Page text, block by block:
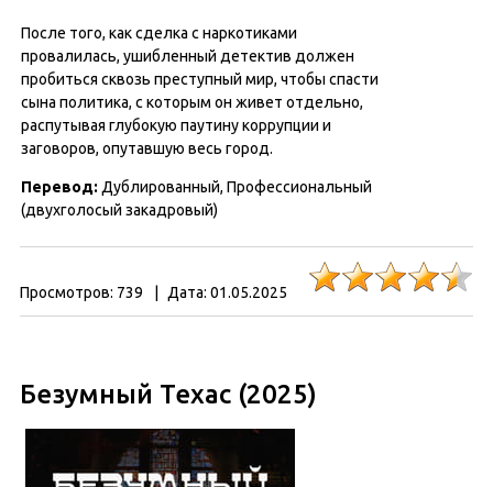
После того, как сделка с наркотиками
провалилась, ушибленный детектив должен
пробиться сквозь преступный мир, чтобы спасти
сына политика, с которым он живет отдельно,
распутывая глубокую паутину коррупции и
заговоров, опутавшую весь город.
Перевод: Дублированный, Профессиональный
(двухголосый закадровый)
Просмотров: 739 Дата: 01.05.2025
Безумный Техас (2025)